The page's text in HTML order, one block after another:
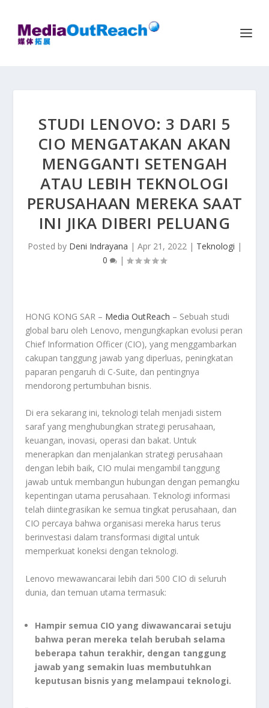
STUDI LENOVO: 3 DARI 5
CIO MENGATAKAN AKAN
MENGGANTI SETENGAH
ATAU LEBIH TEKNOLOGI
PERUSAHAAN MEREKA SAAT
INI JIKA DIBERI PELUANG
Posted by Deni Indrayana | Apr 21, 2022| Teknologi |
0
|
HONG KONG SAR – Media OutReach – Sebuah studi
global baru oleh Lenovo, mengungkapkan evolusi peran
Chief Information Officer (CIO), yang menggambarkan
cakupan tanggung jawab yang diperluas, peningkatan
paparan pengaruh di C-Suite, dan pentingnya
mendorong pertumbuhan bisnis.
Di era sekarang ini, teknologi telah menjadi sistem
saraf yang menghubungkan strategi perusahaan,
keuangan, inovasi, operasi dan bakat. Untuk
menerapkan dan menjalankan strategi perusahaan
dengan lebih baik, CIO mulai mengambil tanggung
jawab untuk membangun hubungan dengan pemangku
kepentingan utama perusahaan. Teknologi informasi
telah diintegrasikan ke semua tingkat perusahaan, dan
CIO percaya bahwa organisasi mereka harus terus
berinvestasi dalam transformasi digital untuk
memperkuat koneksi dengan teknologi.
Lenovo mewawancarai lebih dari 500 CIO di seluruh
dunia, dan temuan utama termasuk:
Hampir semua CIO yang diwawancarai setuju
bahwa peran mereka telah berubah selama
beberapa tahun terakhir, dengan tanggung
jawab yang semakin luas membutuhkan
keputusan bisnis yang melampaui teknologi.